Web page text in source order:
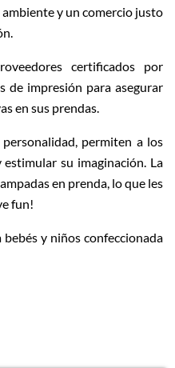
y un comercio justo
certificados por
de impresión para asegurar
en sus prendas.
permiten a los
su imaginación. La
en prenda, lo que les
fun!
y niños confeccionada